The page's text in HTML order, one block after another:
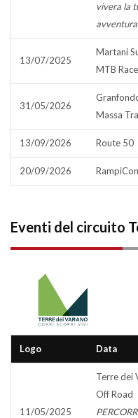
vivera la
avventura
13/07/2025
Martani
MTB Race
31/05/2026
Massa
13/09/2026 Route 50
20/09/2026
Eventi del circuito
Logo Data
11/05/2025
Terre dei
Off Road